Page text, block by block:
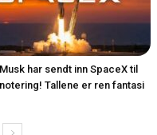
har sendt inn SpaceX til
Tallene er ren fantasi